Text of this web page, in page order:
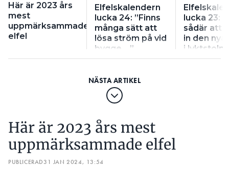
Här är 2023 års
mest
uppmärksammade
elfel
Elfelskalendern
lucka 24: ”Finns
många sätt att
lösa ström på vid
bygge …”
lucka 23:
sådär att
in den nya
i
Här är 2023 års mest
uppmärksammade elfel
PUBLICERAD31 JAN 2024, 13:54